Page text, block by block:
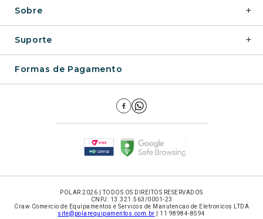
Sobre +
Suporte +
Formas de Pagamento
POLAR 2026 | TODOS OS DIREITOS RESERVADOS
CNPJ: 13.321.563/0001-23
Craw Comercio de Equipamentos e Servicos de Manutencao de Eletronicos LTDA
site@polarequipamentos.com.br | 11 98984-8594